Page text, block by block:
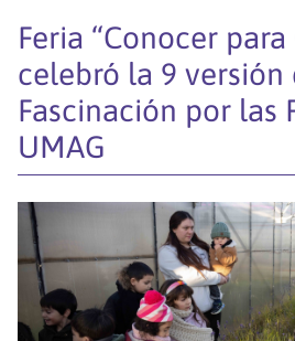
Feria “Conocer para
celebró la 9 versión
Fascinación por las
UMAG